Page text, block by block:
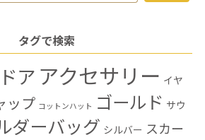
タグで検索
ア アクセサリー イヤ
ップ コットンハット ゴールド サウ
ダーバッグ シルバー スカー